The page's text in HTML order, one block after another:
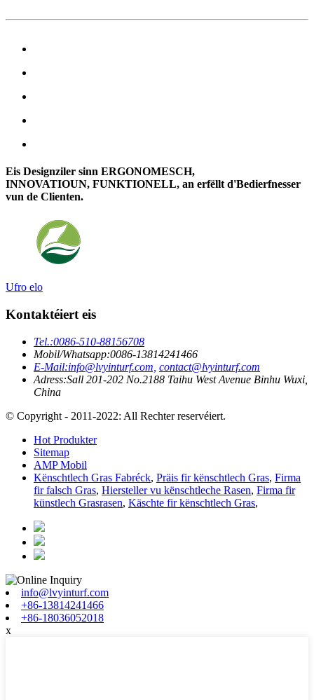
Eis Designziler sinn ERGONOMESCH,
INNOVATIOUN, FUNKTIONELL, an erfëllt d'Bedierfnesser
vun de Clienten.
Ufro elo
Kontaktéiert eis
Tel.:0086-510-88156708
Mobil/Whatsapp:0086-13814241466
E-Mail:info@lvyinturf.com, contact@lvyinturf.com
Adress:Sall 201-202 No.2188 Taihu West Avenue Binhu Wuxi,
China
© Copyright - 2011-2022: All Rechter reservéiert.
Hot Produkter
Sitemap
AMP Mobil
Kënschtlech Gras Fabréck, Präis fir kënschtlech Gras, Firma
fir falsch Gras, Hiersteller vu kënschtleche Rasen, Firma fir
künstlech Grasrasen, Käschte fir kënschtlech Gras,
info@lvyinturf.com
+86-13814241466
+86-18036052018
x